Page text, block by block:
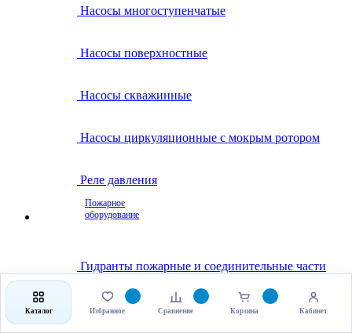
Насосы многоступенчатые
Насосы поверхностные
Насосы скважинные
Насосы циркуляционные с мокрым ротором
Реле давления
Пожарное
оборудование
Гидранты пожарные и соединительные части
Клапаны пожарные
Каталог Избранное Сравнение Корзина Кабинет